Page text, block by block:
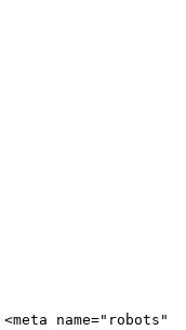
<meta name="robots"